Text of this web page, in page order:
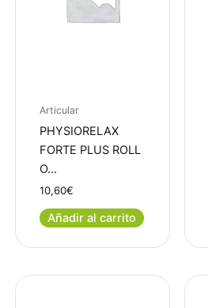
Articular
PHYSIORELAX
FORTE PLUS ROLL
O…
10,60€
Añadir al carrito